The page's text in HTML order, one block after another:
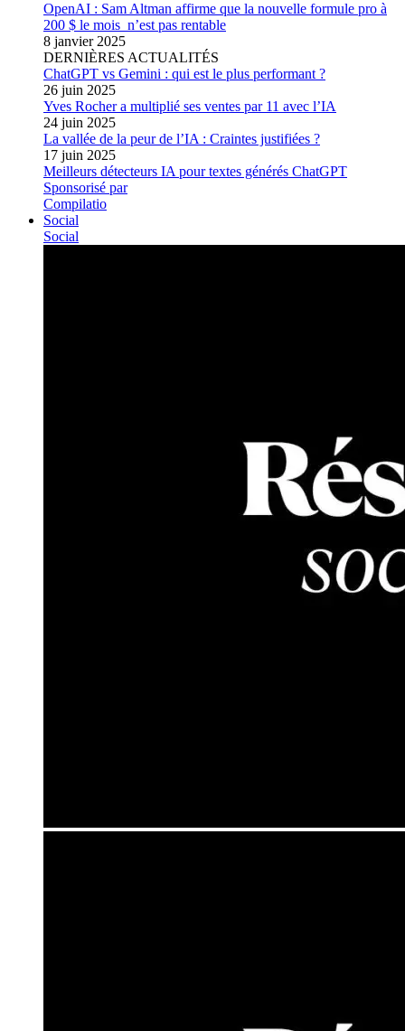
OpenAI : Sam Altman affirme que la nouvelle formule pro à
200 $ le mois n’est pas rentable
8 janvier 2025
DERNIÈRES ACTUALITÉS
ChatGPT vs Gemini : qui est le plus performant ?
26 juin 2025
Yves Rocher a multiplié ses ventes par 11 avec l’IA
24 juin 2025
La vallée de la peur de l’IA : Craintes justifiées ?
17 juin 2025
Meilleurs détecteurs IA pour textes générés ChatGPT
Sponsorisé par
Compilatio
Social
Social